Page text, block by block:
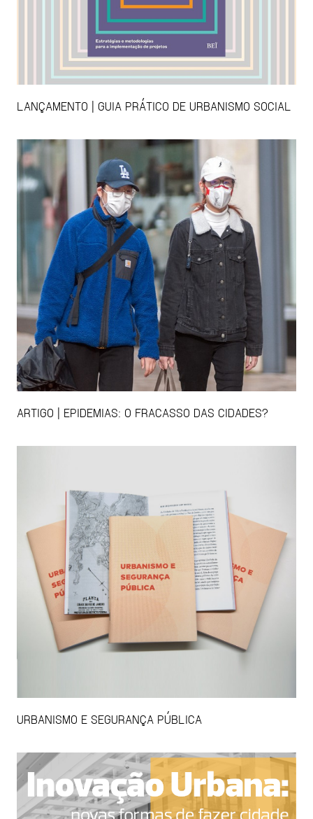
LANÇAMENTO | GUIA PRÁTICO DE URBANISMO SOCIAL
ARTIGO | EPIDEMIAS: O FRACASSO DAS CIDADES?
URBANISMO E SEGURANÇA PÚBLICA